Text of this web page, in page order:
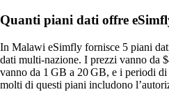
Quanti piani dati offre
In Malawi eSimfly fornisce 5 piani
dati multi‑nazione. I prezzi vanno da
vanno da 1 GB a 20 GB, e i periodi
molti di questi piani includono